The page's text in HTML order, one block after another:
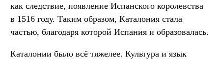
как следствие, появление Испанского королевства
в 1516 году. Таким образом, Каталония стала
частью, благодаря которой Испания и образовалась.
Каталонии было всё тяжелее. Культура и язык